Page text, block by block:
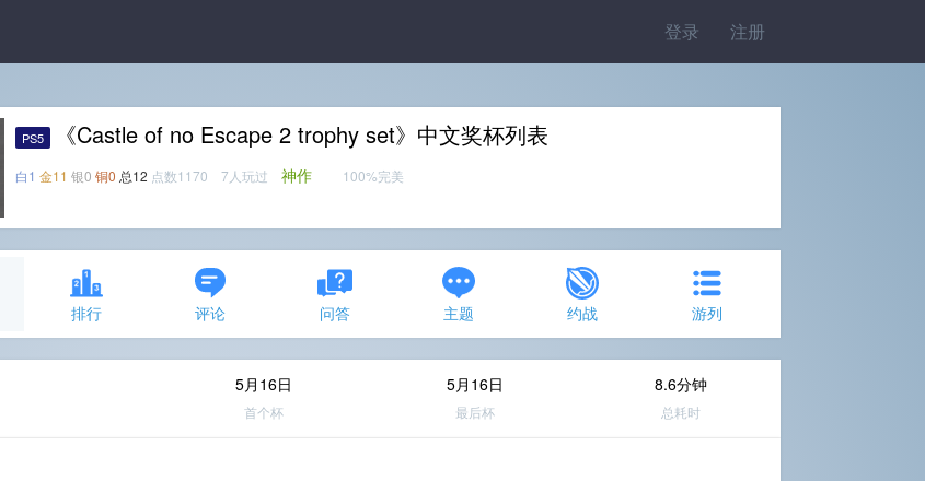
登录 注册
PS5 《Castle of no Escape 2 trophy set》中文奖杯列表
白1 金11 银0 铜0 总12 点数1170 7人玩过 神作 100%完美
排行 评论 问答 主题 约战 游列
5月16日
首个杯
5月16日
最后杯
8.6分钟
总耗时